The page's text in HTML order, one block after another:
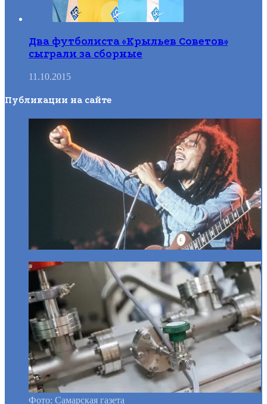
Два футболиста «Крыльев Советов»
сыграли за сборные
11.10.2015
Публикации на сайте
Фото: Самарская газета